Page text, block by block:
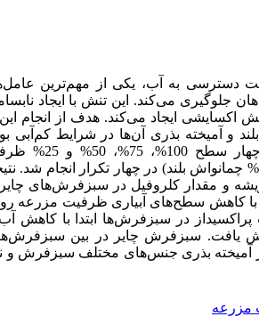
دسترسی به آب، یکی از مهم‌‌ترین
جلوگیری می‌کند. این تنش با ایجاد
اکسایشی ایجاد می‌‌کند. هدف از انجام
و آمیخته بذری آن‌‌ها در شرایط کم‌‌آبی
چهار سطح100%، 75%، 50% و 25% ظرفیت مزرعه
در چهار تکرار انجام شد.
و مقدار کلروفیل در سبزفرش‌‌های
با کاهش سطح‌های آبیاری ظرفیت مزرعه
25% ظرفیت مزرعه کاهش یافت. سبزفرش چایر در بین
از آمیخته بذری جنس‌‌های مختلف
مزرعه